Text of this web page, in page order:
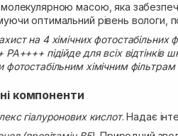
масою, яка
оптимальний рівень вологи,
на 4 хімічних фотостабільних
PA++++ підійде для всіх відтінків
фотостабільним хімічним фільтрам
компоненти
гіалуронових кислот. Надає